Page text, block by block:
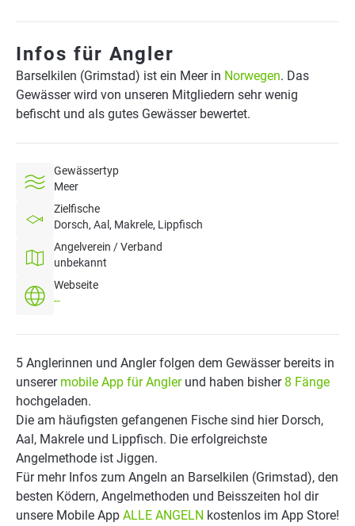
Infos für Angler
Barselkilen (Grimstad) ist ein Meer in Norwegen. Das
Gewässer wird von unseren Mitgliedern sehr wenig
befischt und als gutes Gewässer bewertet.
Gewässertyp
Meer
Zielfische
Dorsch, Aal, Makrele, Lippfisch
Angelverein / Verband
unbekannt
Webseite
--
5 Anglerinnen und Angler folgen dem Gewässer bereits in
unserer mobile App für Anglerund haben bisher 8 Fänge
hochgeladen.
Die am häufigsten gefangenen Fische sind hier Dorsch,
Aal, Makrele und Lippfisch. Die erfolgreichste
Angelmethode ist Jiggen.
Für mehr Infos zum Angeln an Barselkilen (Grimstad), den
besten Ködern, Angelmethoden und Beisszeiten hol dir
unsere Mobile App ALLE ANGELN kostenlos im App Store!